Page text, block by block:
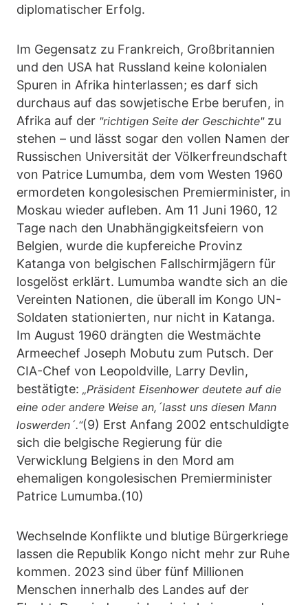
diplomatischer Erfolg.
Im Gegensatz zu Frankreich, Großbritannien
und den USA hat Russland keine kolonialen
Spuren in Afrika hinterlassen; es darf sich
durchaus auf das sowjetische Erbe berufen, in
Afrika auf der "richtigen Seite der Geschichte"zu
stehen – und lässt sogar den vollen Namen der
Russischen Universität der Völkerfreundschaft
von Patrice Lumumba, dem vom Westen 1960
ermordeten kongolesischen Premierminister, in
Moskau wieder aufleben. Am 11 Juni 1960, 12
Tage nach den Unabhängigkeitsfeiern von
Belgien, wurde die kupfereiche Provinz
Katanga von belgischen Fallschirmjägern für
losgelöst erklärt. Lumumba wandte sich an die
Vereinten Nationen, die überall im Kongo UN-
Soldaten stationierten, nur nicht in Katanga.
Im August 1960 drängten die Westmächte
Armeechef Joseph Mobutu zum Putsch. Der
CIA-Chef von Leopoldville, Larry Devlin,
bestätigte: „Präsident Eisenhower deutete auf die
eine oder andere Weise an,´lasst uns diesen Mann
loswerden´.“(9) Erst Anfang 2002 entschuldigte
sich die belgische Regierung für die
Verwicklung Belgiens in den Mord am
ehemaligen kongolesischen Premierminister
Patrice Lumumba.(10)
Wechselnde Konflikte und blutige Bürgerkriege
lassen die Republik Kongo nicht mehr zur Ruhe
kommen. 2023 sind über fünf Millionen
Menschen innerhalb des Landes auf der